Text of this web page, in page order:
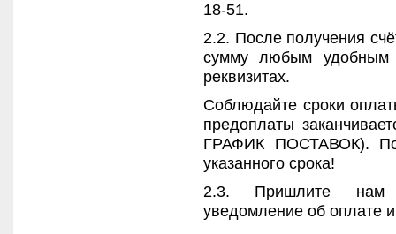
18-51.
2.2. После получения
сумму любым удобным
реквизитах.
Соблюдайте сроки
предоплаты
ГРАФИК ПОСТАВОК).
указанного срока!
2.3. Пришлите
уведомление об оплате